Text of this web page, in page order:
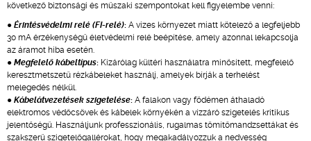
következő biztonsági és műszaki szempontokat kell figyelembe venni:
● Érintésvédelmi relé (FI-relé): A vizes környezet miatt kötelező a legfeljebb
30 mA érzékenységű életvédelmi relé beépítése, amely azonnal lekapcsolja
az áramot hiba esetén.
● Megfelelő kábeltípus: Kizárólag kültéri használatra minősített, megfelelő
keresztmetszetű rézkábeleket használj, amelyek bírják a terhelést
melegedés nélkül.
● Kábelátvezetések szigetelése: A falakon vagy födémen áthaladó
elektromos védőcsövek és kábelek környékén a vízzáró szigetelés kritikus
jelentőségű. Használjunk professzionális, rugalmas tömítőmandzsettákat és
szakszerű szigetelőgallérokat, hogy megakadályozzuk a nedvesség